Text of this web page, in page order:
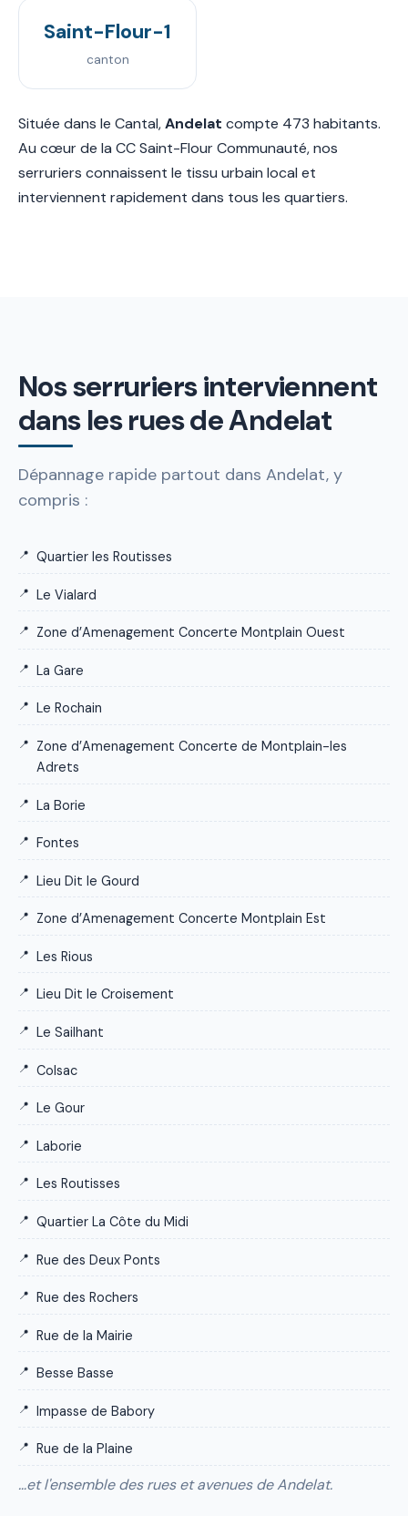
Saint-Flour-1
canton
Située dans le Cantal,Andelat compte 473 habitants.
Au cœur de la CC Saint-Flour Communauté, nos
serruriers connaissent le tissu urbain local et
interviennent rapidement dans tous les quartiers.
Nos serruriers interviennent
dans les rues de Andelat
Dépannage rapide partout dans Andelat, y
compris :
Quartier les Routisses
Le Vialard
Zone d’Amenagement Concerte Montplain Ouest
La Gare
Le Rochain
Zone d’Amenagement Concerte de Montplain-les
Adrets
La Borie
Fontes
Lieu Dit le Gourd
Zone d’Amenagement Concerte Montplain Est
Les Rious
Lieu Dit le Croisement
Le Sailhant
Colsac
Le Gour
Laborie
Les Routisses
Quartier La Côte du Midi
Rue des Deux Ponts
Rue des Rochers
Rue de la Mairie
Besse Basse
Impasse de Babory
Rue de la Plaine
…et l'ensemble des rues et avenues de Andelat.